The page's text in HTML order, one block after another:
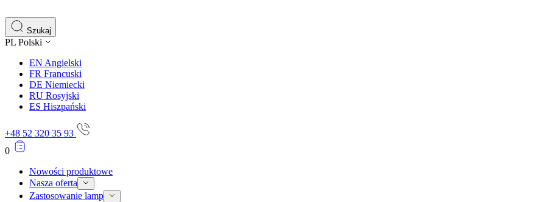
Szukaj
PL Polski
EN Angielski
FR Francuski
DE Niemiecki
RU Rosyjski
ES Hiszpański
+48 52 320 35 93
0
Nowości produktowe
Nasza oferta
Zastosowanie lamp